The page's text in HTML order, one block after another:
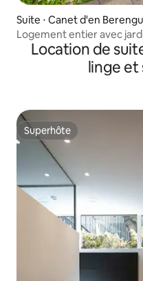
Suite ⋅ Canet d'en
Logement entier avec
Location de
linge et
Superhôte
Superhôte